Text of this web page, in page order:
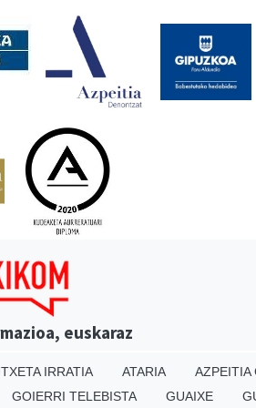
euskaraz
IRRATIA ATARIA AZPEITIA
GOIERRI TELEBISTA GUAIXE